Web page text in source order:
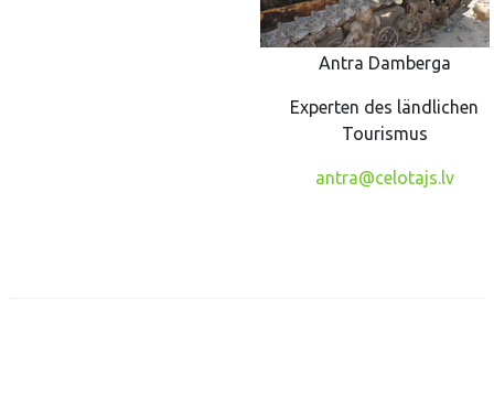
Antra Damberga
Experten des ländlichen
Tourismus
antra@celotajs.lv